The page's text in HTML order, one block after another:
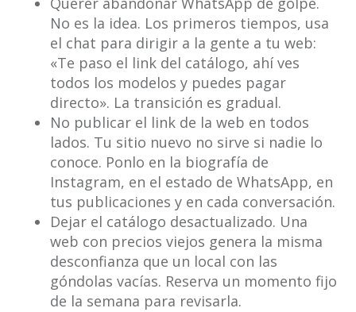
No es la idea. Los primeros tiempos, usa
el chat para dirigir a la gente a tu web:
«Te paso el link del catálogo, ahí ves
todos los modelos y puedes pagar
directo». La transición es gradual.
No publicar el link de la web en todos
lados. Tu sitio nuevo no sirve si nadie lo
conoce. Ponlo en la biografía de
Instagram, en el estado de WhatsApp, en
tus publicaciones y en cada conversación.
Dejar el catálogo desactualizado. Una
web con precios viejos genera la misma
desconfianza que un local con las
góndolas vacías. Reserva un momento fijo
de la semana para revisarla.